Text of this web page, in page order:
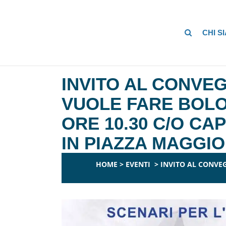
CHI
INVITO AL
VUOLE FARE
ORE 10.30 C/O
IN PIAZZA
HOME > EVENTI > INVITO AL